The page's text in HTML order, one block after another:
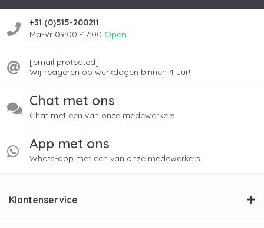
+31 (0)515-200211
Ma-Vr 09:00 -17:00 Open
[email protected]
Wij reageren op werkdagen binnen 4 uur!
Chat met ons
Chat met een van onze medewerkers
App met ons
Whats-app met een van onze medewerkers.
Klantenservice